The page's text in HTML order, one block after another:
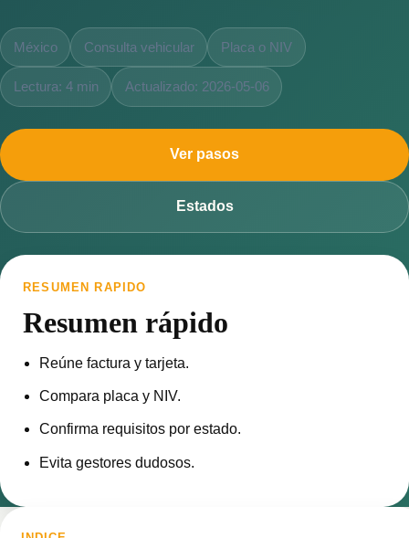
México Consulta vehicular Placa o NIV
Lectura: 4 min Actualizado: 2026-05-06
Ver pasos
Estados
RESUMEN RAPIDO
Resumen rápido
Reúne factura y tarjeta.
Compara placa y NIV.
Confirma requisitos por estado.
Evita gestores dudosos.